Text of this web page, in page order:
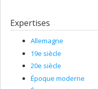
Expertises
Allemagne
19e siècle
20e siècle
Époque moderne